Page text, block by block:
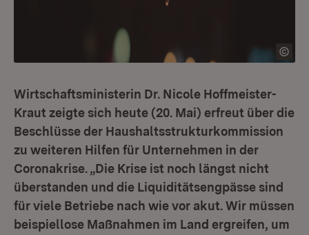
Wirtschaftsministerin Dr. Nicole Hoffmeister-
Kraut zeigte sich heute (20. Mai) erfreut über die
Beschlüsse der Haushaltsstrukturkommission
zu weiteren Hilfen für Unternehmen in der
Coronakrise. „Die Krise ist noch längst nicht
überstanden und die Liquiditätsengpässe sind
für viele Betriebe nach wie vor akut. Wir müssen
beispiellose Maßnahmen im Land ergreifen, um